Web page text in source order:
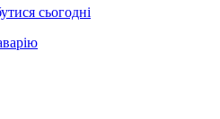
сьогодні